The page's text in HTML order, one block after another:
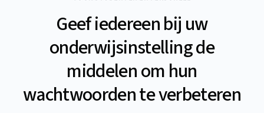
Geef iedereen bij uw
onderwijsinstelling de
middelen om hun
wachtwoorden te verbeteren